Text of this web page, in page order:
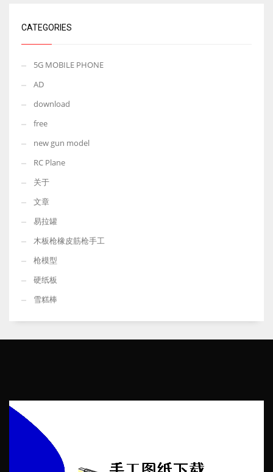
CATEGORIES
5G MOBILE PHONE
AD
download
free
new gun model
RC Plane
关于
文章
易拉罐
木板枪橡皮筋枪手工
枪模型
硬纸板
雪糕棒